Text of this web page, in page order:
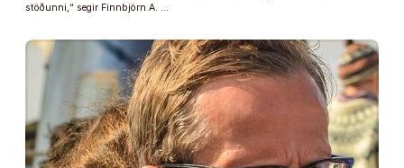
stöðunni,“ segir Finnbjörn A. …